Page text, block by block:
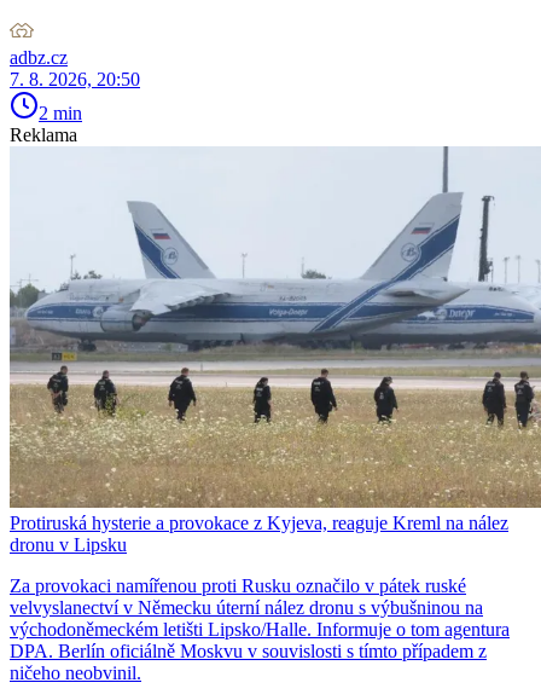
adbz.cz
7. 8. 2026, 20:50
2 min
Reklama
Protiruská hysterie a provokace z Kyjeva, reaguje Kreml na nález
dronu v Lipsku
Za provokaci namířenou proti Rusku označilo v pátek ruské
velvyslanectví v Německu úterní nález dronu s výbušninou na
východoněmeckém letišti Lipsko/Halle. Informuje o tom agentura
DPA. Berlín oficiálně Moskvu v souvislosti s tímto případem z
ničeho neobvinil.